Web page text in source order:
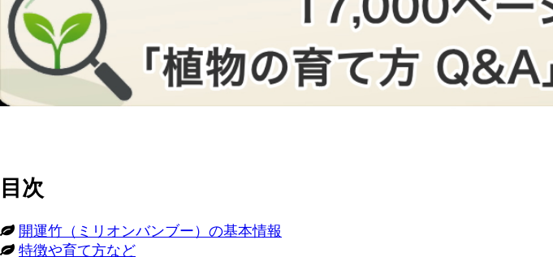
目次
開運竹（ミリオンバンブー）の基本情報
特徴や育て方など